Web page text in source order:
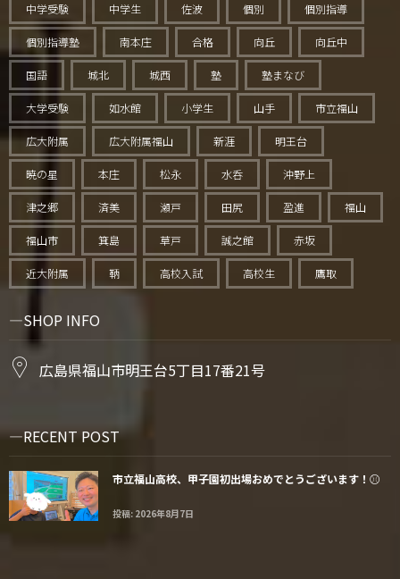
中学受験 中学生 佐波 個別 個別指導
個別指導塾 南本庄 合格 向丘 向丘中
国語 城北 城西 塾 塾まなび
大学受験 如水館 小学生 山手 市立福山
広大附属 広大附属福山 新涯 明王台
暁の星 本庄 松永 水呑 沖野上
津之郷 済美 瀬戸 田尻 盈進 福山
福山市 箕島 草戸 誠之館 赤坂
近大附属 鞆 高校入試 高校生 鷹取
SHOP INFO
広島県福山市明王台5丁目17番21号
RECENT POST
市立福山高校、甲子園初出場おめでとうございます！⚾️
投稿: 2026年8月7日